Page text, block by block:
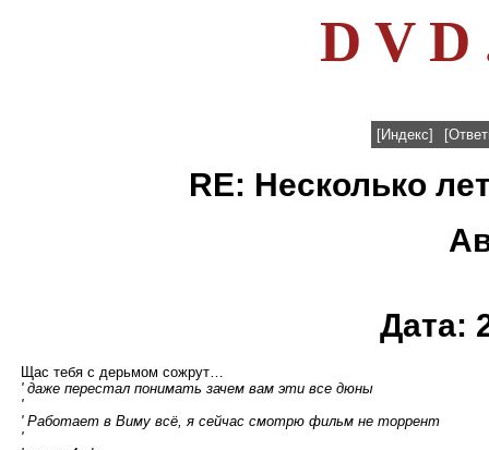
D V D
[Индекс]
RE: Несколько
Дата:
Щас тебя с дерьмом сожрут…
' даже перестал понимать зачем вам эти все дюны
'
' Работает в Виму всё, я сейчас смотрю фильм не торрент
'